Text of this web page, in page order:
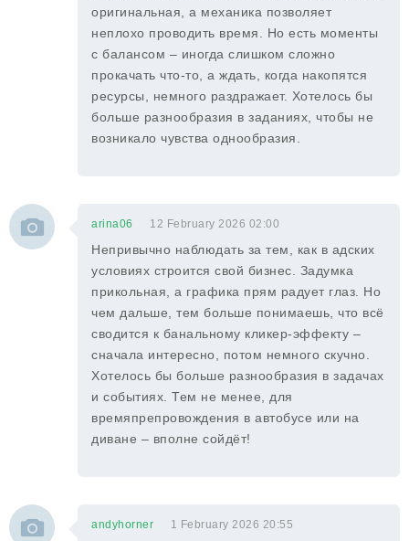
оригинальная, а механика позволяет
неплохо проводить время. Но есть моменты
с балансом – иногда слишком сложно
прокачать что-то, а ждать, когда накопятся
ресурсы, немного раздражает. Хотелось бы
больше разнообразия в заданиях, чтобы не
возникало чувства однообразия.
arina06 12 February 2026 02:00
Непривычно наблюдать за тем, как в адских
условиях строится свой бизнес. Задумка
прикольная, а графика прям радует глаз. Но
чем дальше, тем больше понимаешь, что всё
сводится к банальному кликер-эффекту –
сначала интересно, потом немного скучно.
Хотелось бы больше разнообразия в задачах
и событиях. Тем не менее, для
времяпрепровождения в автобусе или на
диване – вполне сойдёт!
andyhorner 1 February 2026 20:55